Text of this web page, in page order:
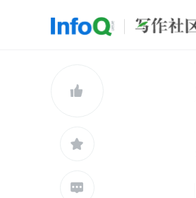
前端


